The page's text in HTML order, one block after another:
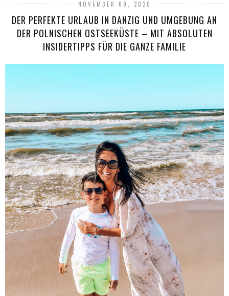
NOVEMBER 09, 2020
DER PERFEKTE URLAUB IN DANZIG UND UMGEBUNG AN
DER POLNISCHEN OSTSEEKÜSTE – MIT ABSOLUTEN
INSIDERTIPPS FÜR DIE GANZE FAMILIE